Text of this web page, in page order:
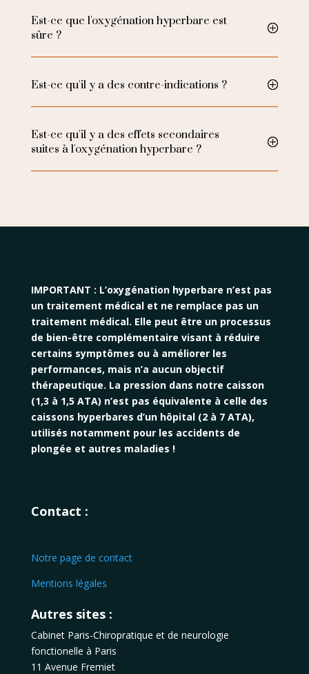
Est-ce que l'oxygénation hyperbare est
sûre ?
Est-ce qu'il y a des contre-indications ?
Est-ce qu'il y a des effets secondaires
suites à l'oxygénation hyperbare ?
IMPORTANT : L’oxygénation hyperbare n’est pas
un traitement médical et ne remplace pas un
traitement médical. Elle peut être un processus
de bien-être complémentaire visant à réduire
certains symptômes ou à améliorer les
performances, mais n’a aucun objectif
thérapeutique. La pression dans notre caisson
(1,3 à 1,5 ATA) n’est pas équivalente à celle des
caissons hyperbares d’un hôpital (2 à 7 ATA),
utilisés notamment pour les accidents de
plongée et autres maladies !
Contact :
Notre page de contact
Mentions légales
Autres sites:
Cabinet Paris-Chiropratique et de neurologie
fonctionelle à Paris
11 Avenue Fremiet